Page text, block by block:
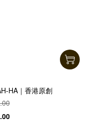
HA｜香港原創